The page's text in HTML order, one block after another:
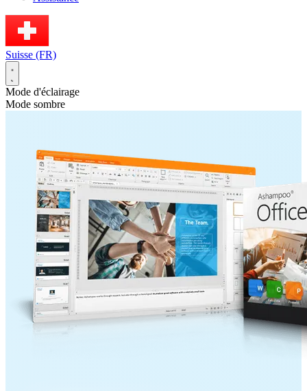
Suisse (FR)
Mode d'éclairage
Mode sombre